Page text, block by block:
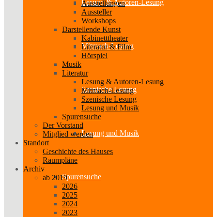
Lesung & Autoren-Lesung
Mitmach-Lesung
Szenische Lesung
Lesung und Musik
Spurensuche
Ausstellungen
Aussteller
Workshops
Darstellende Kunst
Kabinetttheater
Literatur & Film
Hörspiel
Musik
Literatur
Lesung & Autoren-Lesung
Mitmach-Lesung
Szenische Lesung
Lesung und Musik
Spurensuche
Der Vorstand
Mitglied werden
Standort
Geschichte des Hauses
Raumpläne
Archiv
ab 2019
2026
2025
2024
2023